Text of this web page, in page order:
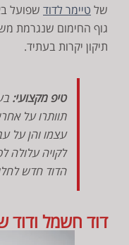
של טיימר לדודשפועל
גוף החימום שנגרמת
תיקון יקרות בעתיד.
טיפ מקצועי:
תוותרו על
עצמו והן על
לקויה עלולה
הדוד חדש
דוד חשמל